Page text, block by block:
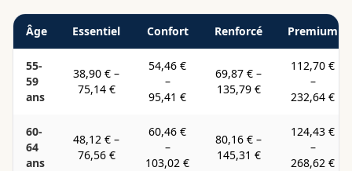
Âge Essentiel Confort Renforcé Premium
55-
59
ans
38,90 € –
75,14 €
54,46 €
–
95,41 €
69,87 € –
135,79 €
112,70 €
–
232,64 €
60-
64
ans
48,12 € –
76,56 €
60,46 €
–
103,02 €
80,16 € –
145,31 €
124,43 €
–
268,62 €